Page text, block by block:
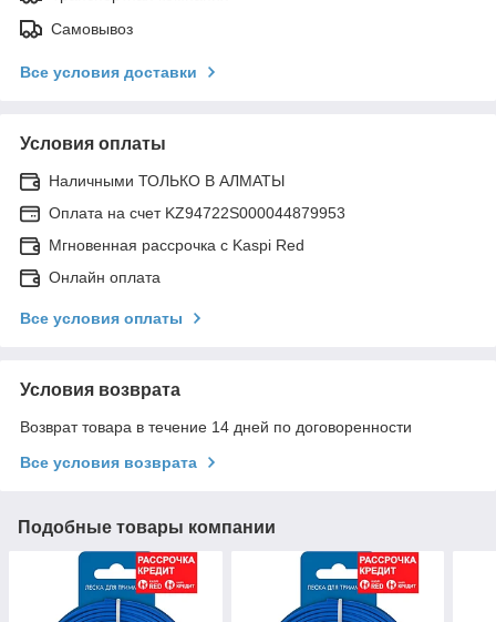
Самовывоз
Все условия доставки
Условия оплаты
Наличными ТОЛЬКО В АЛМАТЫ
Оплата на счет KZ94722S000044879953
Мгновенная рассрочка с Kaspi Red
Онлайн оплата
Все условия оплаты
Условия возврата
Возврат товара в течение 14 дней по договоренности
Все условия возврата
Подобные товары компании